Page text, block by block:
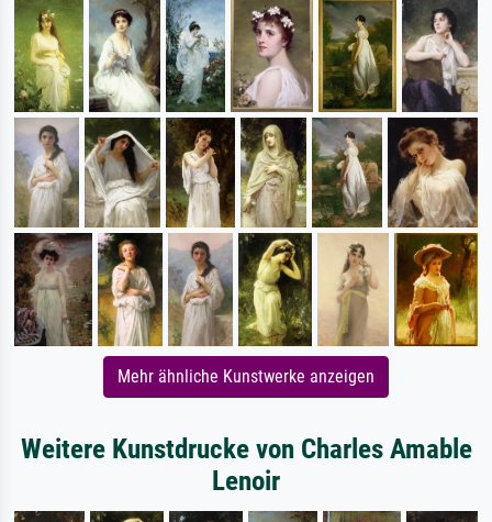
Mehr ähnliche Kunstwerke anzeigen
Weitere Kunstdrucke von Charles Amable
Lenoir